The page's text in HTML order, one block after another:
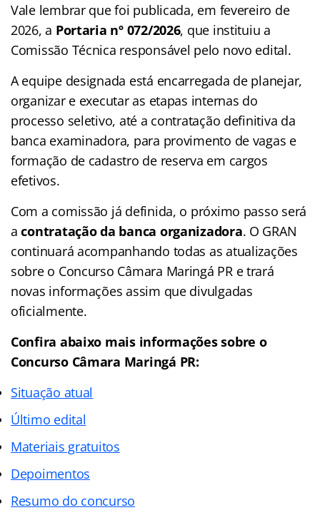
Vale lembrar que foi publicada, em fevereiro de
2026, a Portaria nº 072/2026, que instituiu a
Comissão Técnica responsável pelo novo edital.
A equipe designada está encarregada de planejar,
organizar e executar as etapas internas do
processo seletivo, até a contratação definitiva da
banca examinadora, para provimento de vagas e
formação de cadastro de reserva em cargos
efetivos.
Com a comissão já definida, o próximo passo será
acontratação da banca organizadora. O GRAN
continuará acompanhando todas as atualizações
sobre o Concurso Câmara Maringá PR e trará
novas informações assim que divulgadas
oficialmente.
Confira abaixo mais informações sobre o
Concurso Câmara Maringá PR:
Situação atual
Último edital
Materiais gratuitos
Depoimentos
Resumo do concurso